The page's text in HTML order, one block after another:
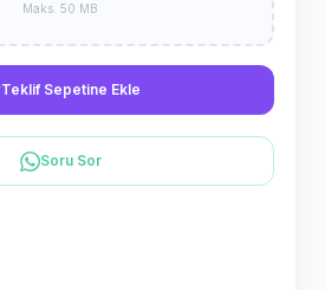
Maks. 50 MB
Teklif Sepetine Ekle
Soru Sor